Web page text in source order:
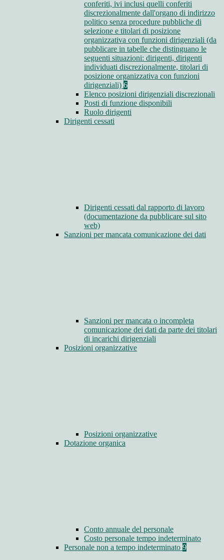
conferiti, ivi inclusi quelli conferiti
discrezionalmente dall'organo di indirizzo
politico senza procedure pubbliche di
selezione e titolari di posizione
organizzativa con funzioni dirigenziali (da
pubblicare in tabelle che distinguano le
seguenti situazioni: dirigenti, dirigenti
individuati discrezionalmente, titolari di
posizione organizzativa con funzioni
dirigenziali) 6
Elenco posizioni dirigenziali discrezionali
Posti di funzione disponibili
Ruolo dirigenti
Dirigenti cessati
Dirigenti cessati dal rapporto di lavoro
(documentazione da pubblicare sul sito
web)
Sanzioni per mancata comunicazione dei dati
Sanzioni per mancata o incompleta
comunicazione dei dati da parte dei titolari
di incarichi dirigenziali
Posizioni organizzative
Posizioni organizzative
Dotazione organica
Conto annuale del personale
Costo personale tempo indeterminato
Personale non a tempo indeterminato 9